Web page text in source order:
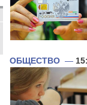
ОБЩЕСТВО —